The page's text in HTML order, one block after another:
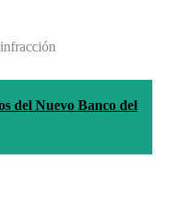
del Nuevo Banco del